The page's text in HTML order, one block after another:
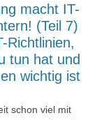
macht IT-
(Teil 7)
Richtlinien,
tun hat und
wichtig ist
schon viel mit